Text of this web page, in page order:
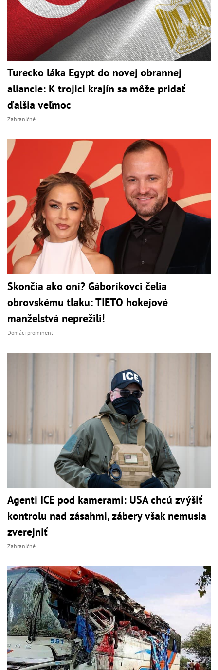
Turecko láka Egypt do novej obrannej
aliancie: K trojici krajín sa môže pridať
ďalšia veľmoc
Zahraničné
Skončia ako oni? Gáboríkovci čelia
obrovskému tlaku: TIETO hokejové
manželstvá neprežili!
Domáci prominenti
Agenti ICE pod kamerami: USA chcú zvýšiť
kontrolu nad zásahmi, zábery však nemusia
zverejniť
Zahraničné